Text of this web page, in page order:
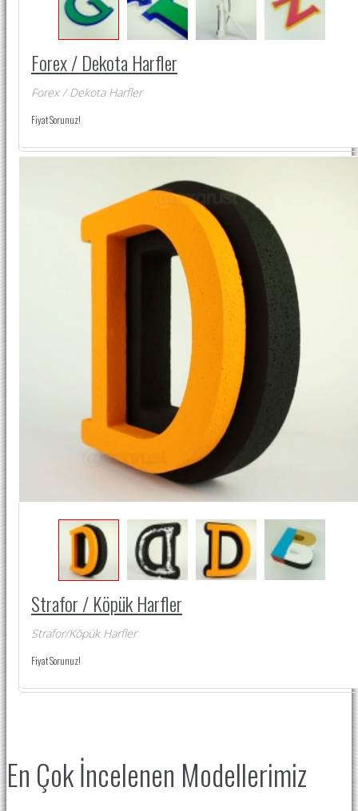
Forex / Dekota Harfler
Forex / Dekota Harfler
Fiyat Sorunuz!
Strafor / Köpük Harfler
Strafor/Köpük Harfler
Fiyat Sorunuz!
En Çok İncelenen Modellerimiz